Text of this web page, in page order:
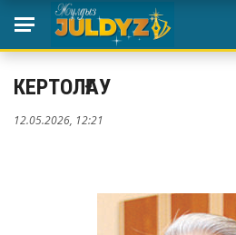
КЕРТОЛҒАУ
12.05.2026, 12:21